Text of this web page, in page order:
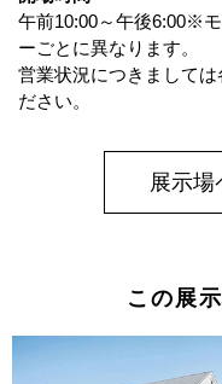
午前10:00～午後6:00※
ーごとに異なります。
営業状況につきまして
ださい。
展示場
この展